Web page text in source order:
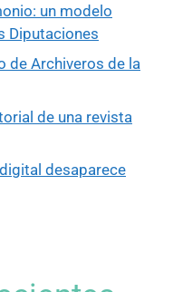
un modelo
Diputaciones
de Archiveros de la
de una revista
desaparece